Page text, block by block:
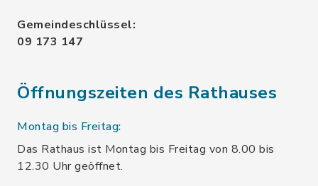
Gemeindeschlüssel:
09 173 147
Öffnungszeiten des Rathauses
Montag bis Freitag:
Das Rathaus ist Montag bis Freitag von 8.00 bis
12.30 Uhr geöffnet.